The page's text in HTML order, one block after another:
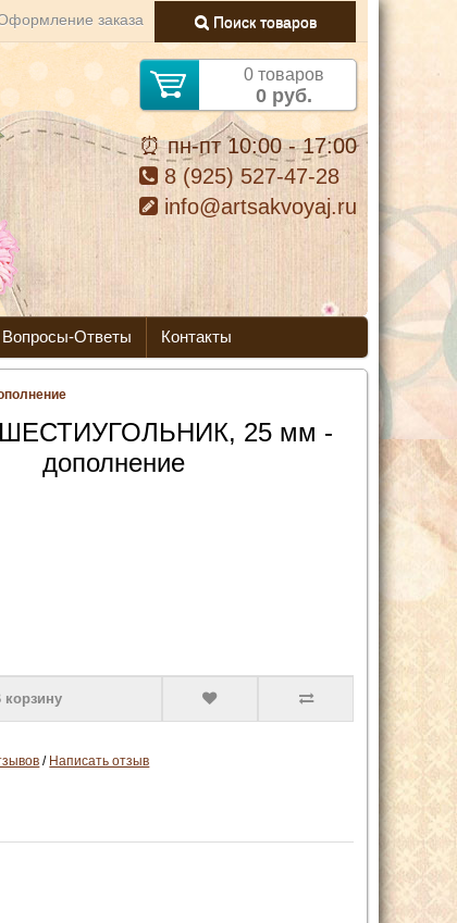
заказа Поиск товаров
0 товаров
0 руб.
⏰ пн-пт 10:00 - 17:00
8 (925) 527-47-28
info@artsakvoyaj.ru
Вопросы-Ответы Контакты
25 мм -
дополнение
/ Написать отзыв